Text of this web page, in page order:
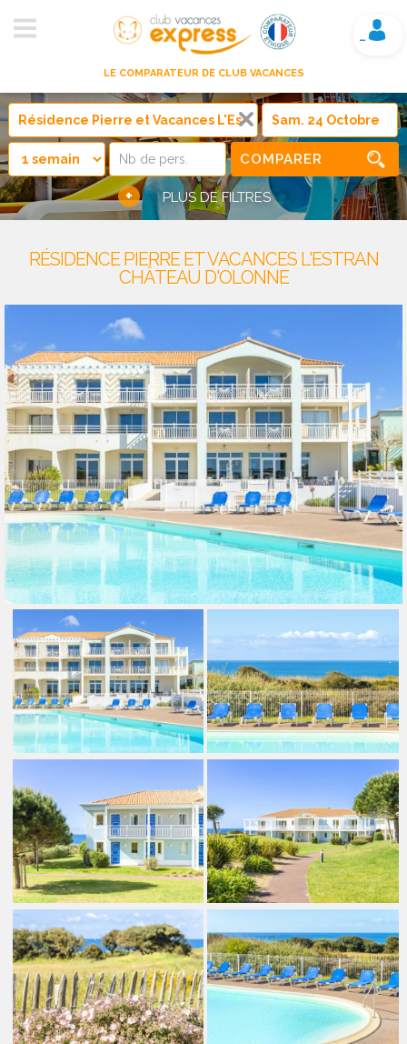
LE COMPARATEUR DE CLUB VACANCES
Mon compte
COMPARER
+ PLUS DE FILTRES
RÉSIDENCE PIERRE ET VACANCES L'ESTRAN
CHÂTEAU D'OLONNE